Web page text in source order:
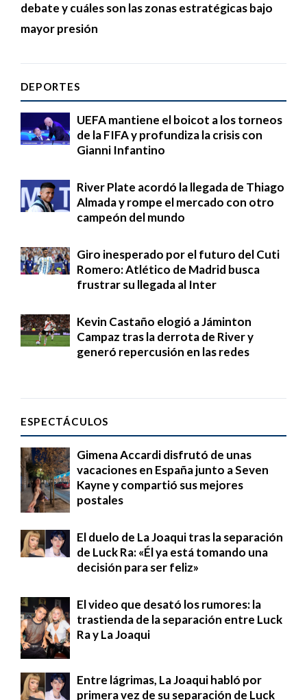
debate y cuáles son las zonas estratégicas bajo
mayor presión
DEPORTES
UEFA mantiene el boicot a los torneos
de la FIFA y profundiza la crisis con
Gianni Infantino
River Plate acordó la llegada de Thiago
Almada y rompe el mercado con otro
campeón del mundo
Giro inesperado por el futuro del Cuti
Romero: Atlético de Madrid busca
frustrar su llegada al Inter
Kevin Castaño elogió a Jáminton
Campaz tras la derrota de River y
generó repercusión en las redes
ESPECTÁCULOS
Gimena Accardi disfrutó de unas
vacaciones en España junto a Seven
Kayne y compartió sus mejores
postales
El duelo de La Joaqui tras la separación
de Luck Ra: «Él ya está tomando una
decisión para ser feliz»
El video que desató los rumores: la
trastienda de la separación entre Luck
Ra y La Joaqui
Entre lágrimas, La Joaqui habló por
primera vez de su separación de Luck